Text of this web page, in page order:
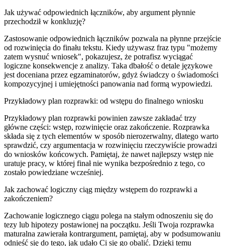
Jak używać odpowiednich łączników, aby argument płynnie
przechodził w konkluzję?
Zastosowanie odpowiednich łączników pozwala na płynne przejście
od rozwinięcia do finału tekstu. Kiedy używasz fraz typu "możemy
zatem wysnuć wniosek", pokazujesz, że potrafisz wyciągać
logiczne konsekwencje z analizy. Taka dbałość o detale językowe
jest doceniana przez egzaminatorów, gdyż świadczy o świadomości
kompozycyjnej i umiejętności panowania nad formą wypowiedzi.
Przykładowy plan rozprawki: od wstępu do finalnego wniosku
Przykładowy plan rozprawki powinien zawsze zakładać trzy
główne części: wstęp, rozwinięcie oraz zakończenie. Rozprawka
składa się z tych elementów w sposób nierozerwalny, dlatego warto
sprawdzić, czy argumentacja w rozwinięciu rzeczywiście prowadzi
do wniosków końcowych. Pamiętaj, że nawet najlepszy wstęp nie
uratuje pracy, w której finał nie wynika bezpośrednio z tego, co
zostało powiedziane wcześniej.
Jak zachować logiczny ciąg między wstępem do rozprawki a
zakończeniem?
Zachowanie logicznego ciągu polega na stałym odnoszeniu się do
tezy lub hipotezy postawionej na początku. Jeśli Twoja rozprawka
maturalna zawierała kontrargument, pamiętaj, aby w podsumowaniu
odnieść się do tego, jak udało Ci się go obalić. Dzięki temu